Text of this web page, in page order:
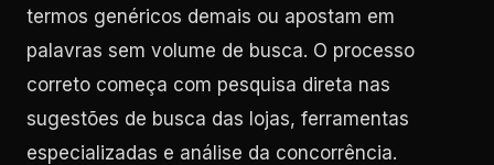
termos genéricos demais ou apostam em
palavras sem volume de busca. O processo
correto começa com pesquisa direta nas
sugestões de busca das lojas, ferramentas
especializadas e análise da concorrência.